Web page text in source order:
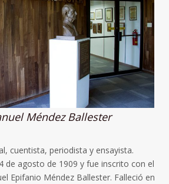
Méndez Ballester
cuentista, periodista y ensayista.
de agosto de 1909 y fue inscrito con el
Epifanio Méndez Ballester. Falleció en